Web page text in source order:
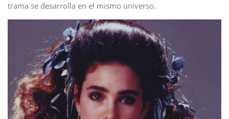
trama se desarrolla en el mismo universo.